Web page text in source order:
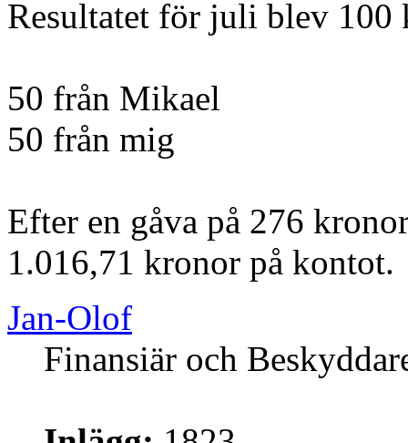
Resultatet för juli blev 100
50 från Mikael
50 från mig
Efter en gåva på 276
1.016,71 kronor på kontot.
Jan-Olof
Finansiär och